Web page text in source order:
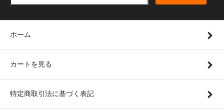
ホーム
カートを見る
特定商取引法に基づく表記